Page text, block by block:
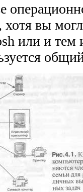
хотя вы
или и тем